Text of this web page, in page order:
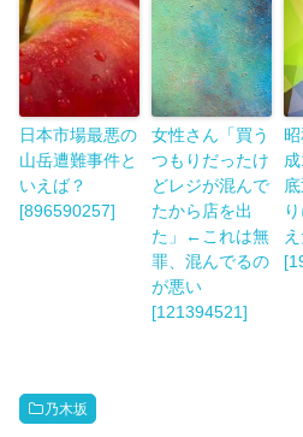
日本市場最悪の
山岳遭難事件と
いえば？
[896590257]
女性さん「買う
つもりだったけ
どレジが混んで
たから店を出
た」←これは無
罪、混んでるの
が悪い
[121394521]
乃木坂